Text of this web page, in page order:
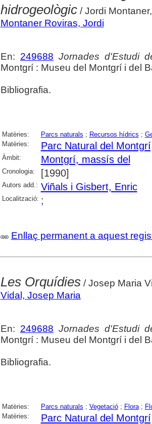
hidrogeològic/ Jordi
Montaner Roviras, Jordi
En: 249688 Jornades d'Estudi
Montgrí : Museu del Montgrí i del
Bibliografia.
Matèries: Parcs naturals ; Recursos hídrics ;
Matèries:
Parc Natural del
Àmbit: Montgrí, massís del
Cronologia: [1990]
Autors add.: Viñals i Gisbert, Enric
Localització: ;
Enllaç permanent a aquest
Les Orquídies/ Josep Maria
Vidal, Josep Maria
En: 249688 Jornades d'Estudi
Montgrí : Museu del Montgrí i del
Bibliografia.
Matèries: Parcs naturals ; Vegetació; Flora;
Matèries:
Parc Natural del